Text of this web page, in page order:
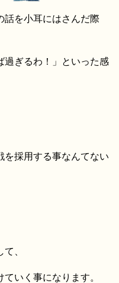
話を小耳にはさんだ際
過ぎるわ！」といった感
を採用する事なんてない
、
いく事になります。